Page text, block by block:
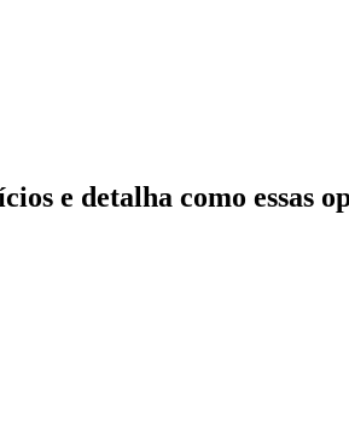
e detalha como essas